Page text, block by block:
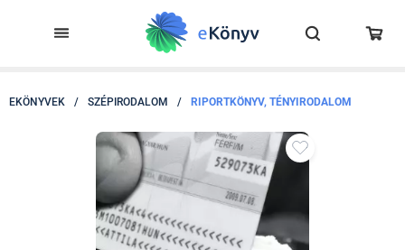
EKÖNYVEK / SZÉPIRODALOM / RIPORTKÖNYV, TÉNYIRODALOM